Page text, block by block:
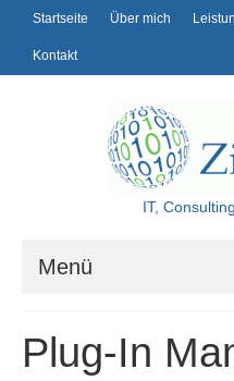
Startseite Über mich
Kontakt
IT,
Menü
Über mich
Plug-In